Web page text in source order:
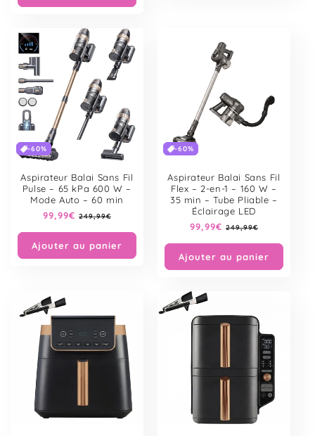
-60%
Aspirateur Balai Sans Fil
Pulse – 65 kPa 600 W –
Mode Auto – 60 min
Prix
99,99€ Prix
249,99€
Ajouter au panier
-60%
Aspirateur Balai Sans Fil
Flex – 2-en-1 – 160 W –
35 min – Tube Pliable –
Éclairage LED
Prix
99,99€ Prix
249,99€
Ajouter au panier